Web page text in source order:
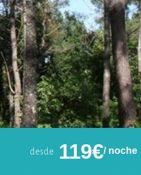
desde 119€/ noche